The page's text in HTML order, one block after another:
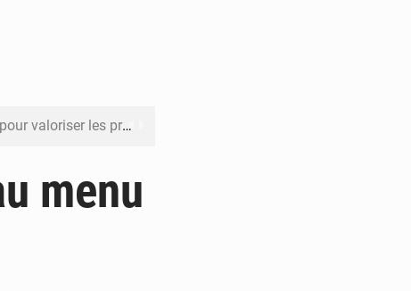
forestiers non ligneux
sa feuille de route
arrêté à Brazzaville
menu